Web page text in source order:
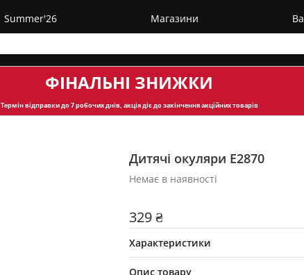
Summer'26 Магазини
ФІНАЛЬНІ ЗНИЖКИ
Термін відправкидо 7 робочих днів, акція діє до закінчення акційних товарів
Дитячі окуляри Е2870
Немає в наявності
329 ₴
Характеристики
Опис товару